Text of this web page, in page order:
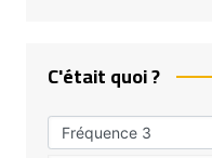
C'était quoi ?